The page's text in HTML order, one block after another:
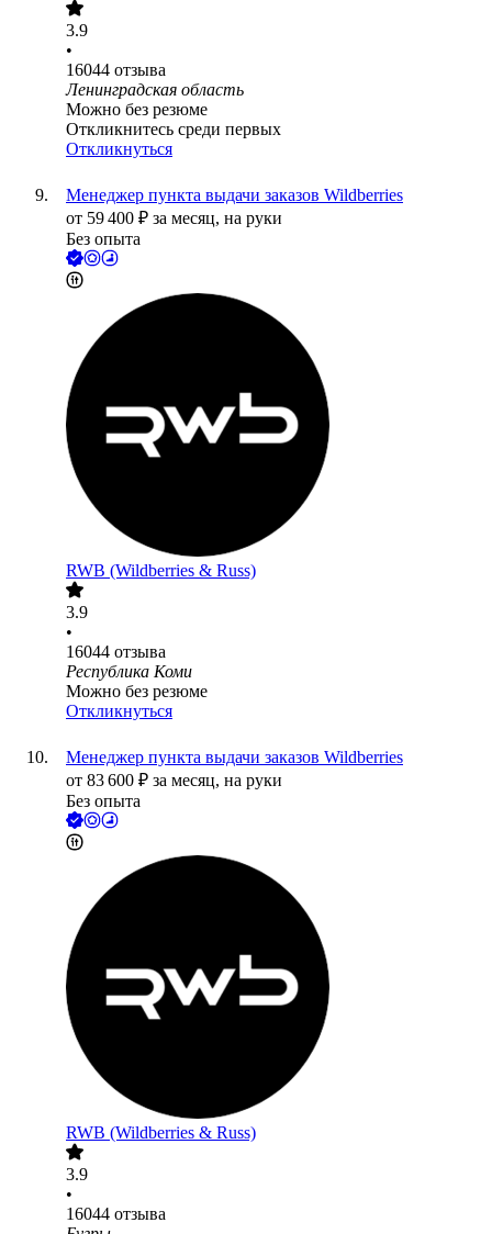
3.9
•
16044 отзыва
Ленинградская область
Можно без резюме
Откликнитесь среди первых
Откликнуться
Менеджер пункта выдачи заказов Wildberries
от 59 400 ₽ за месяц, на руки
Без опыта
RWB (Wildberries & Russ)
3.9
•
16044 отзыва
Республика Коми
Можно без резюме
Откликнуться
Менеджер пункта выдачи заказов Wildberries
от 83 600 ₽ за месяц, на руки
Без опыта
RWB (Wildberries & Russ)
3.9
•
16044 отзыва